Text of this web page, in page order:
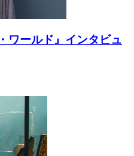
ワールド』インタビュ